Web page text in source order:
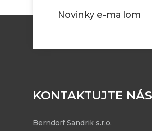
Novinky e-mailom
KONTAKTUJTE NÁS
Berndorf Sandrik s.r.o.